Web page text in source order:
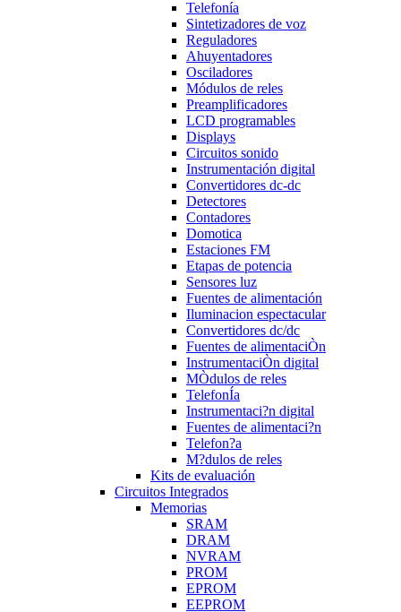
Telefonía
Sintetizadores de voz
Reguladores
Ahuyentadores
Osciladores
Módulos de reles
Preamplificadores
LCD programables
Displays
Circuitos sonido
Instrumentación digital
Convertidores dc-dc
Detectores
Contadores
Domotica
Estaciones FM
Etapas de potencia
Sensores luz
Fuentes de alimentación
Iluminacion espectacular
Convertidores dc/dc
Fuentes de alimentaciÒn
InstrumentaciÒn digital
MÒdulos de reles
TelefonÍa
Instrumentaci?n digital
Fuentes de alimentaci?n
Telefon?a
M?dulos de reles
Kits de evaluación
Circuitos Integrados
Memorias
SRAM
DRAM
NVRAM
PROM
EPROM
EEPROM